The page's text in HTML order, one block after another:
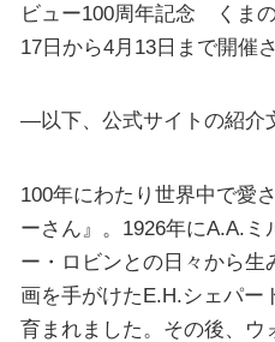
ビュー100周年記念 くま
17日から4月13日まで開催
—以下、公式サイトの紹
100年にわたり世界中で愛
ーさん』。1926年にA.A.ミ
ー・ロビンとの日々から
画を手がけたE.H.シェパー
育まれました。その後、ウ